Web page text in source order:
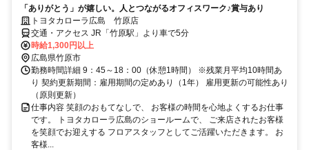
「ありがとう」が嬉しい。人とつながるオフィスワーク♪賞与あり
トヨタカローラ広島 竹原店
交通・アクセス JR「竹原駅」より車で5分
時給1,300円以上
広島県竹原市
勤務時間詳細 9：45～18：00（休憩1時間） ※残業月平均10時間あ
り 契約更新期間：雇用期間の定めあり（1年） 雇用更新の可能性あり
（原則更新）
仕事内容 笑顔のおもてなしで、 お客様の時間を心地よくするお仕事
です。 トヨタカローラ広島のショールームで、 ご来店されたお客様
を笑顔でお迎えする フロアスタッフとしてご活躍いただきます。 お
客様...